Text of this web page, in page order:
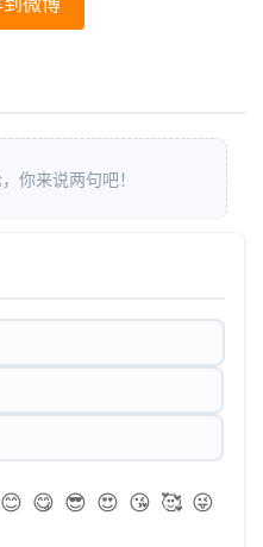
你来说两句吧！
😊 😋 😎 😍 😘 🥰 😜